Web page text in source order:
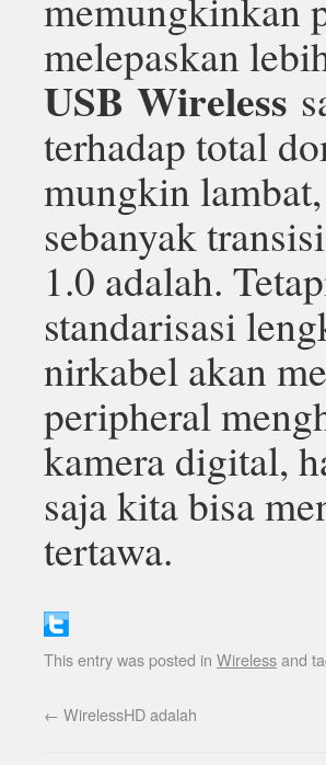
melepaskan
USB Wireless
terhadap total
mungkin
sebanyak
1.0 adalah.
standarisasi
nirkabel akan
peripheral
kamera digital,
saja kita bisa
tertawa.
This entry was posted in Wirelessand
← WirelessHD adalah